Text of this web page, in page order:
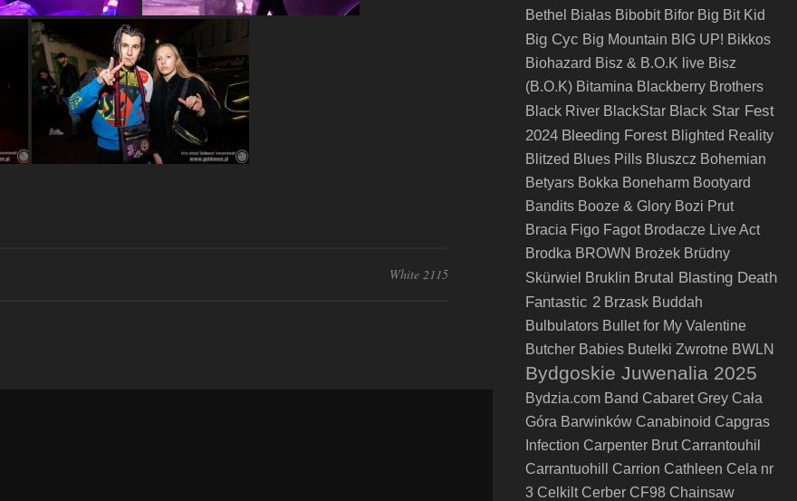
White 2115
Bethel Białas Bibobit Bifor Big Bit Kid
Big Cyc Big Mountain BIG UP! Bikkos
Biohazard Bisz & B.O.K live Bisz
(B.O.K) Bitamina Blackberry Brothers
Black River BlackStar Black Star Fest
2024 Bleeding Forest Blighted Reality
Blitzed Blues Pills Bluszcz Bohemian
Betyars Bokka Boneharm Bootyard
Bandits Booze & Glory Bozi Prut
Bracia Figo Fagot Brodacze Live Act
Brodka BROWN Brożek Brüdny
Skürwiel Bruklin Brutal Blasting Death
Fantastic 2 Brzask Buddah
Bulbulators Bullet for My Valentine
Butcher Babies Butelki Zwrotne BWLN
Bydgoskie Juwenalia 2025
Bydzia.com Band Cabaret Grey Cała
Góra Barwinków Canabinoid Capgras
Infection Carpenter Brut Carrantouhil
Carrantuohill
Carrion Cathleen Cela nr
3 Celkilt Cerber CF98 Chainsaw